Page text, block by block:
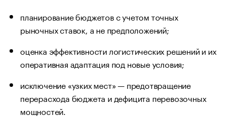
планирование бюджетов с учетом точных
рыночных ставок, а не предположений;
оценка эффективности логистических решений и их
оперативная адаптация под новые условия;
исключение «узких мест» — предотвращение
перерасхода бюджета и дефицита перевозочных
мощностей.